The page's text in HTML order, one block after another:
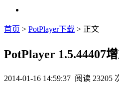
首页 > PotPlayer下载 > 正文
PotPlayer 1.5.44407
2014-01-16 14:59:37 阅读 23205